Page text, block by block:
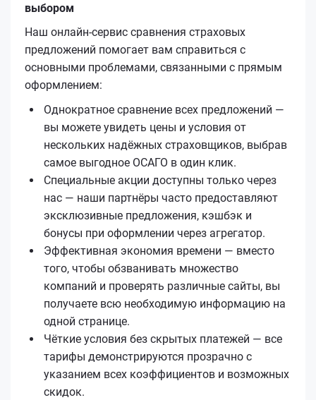
выбором
Наш онлайн-сервис сравнения страховых
предложений помогает вам справиться с
основными проблемами, связанными с прямым
оформлением:
Однократное сравнение всех предложений —
вы можете увидеть цены и условия от
нескольких надёжных страховщиков, выбрав
самое выгодное ОСАГО в один клик.
Специальные акции доступны только через
нас — наши партнёры часто предоставляют
эксклюзивные предложения, кэшбэк и
бонусы при оформлении через агрегатор.
Эффективная экономия времени — вместо
того, чтобы обзванивать множество
компаний и проверять различные сайты, вы
получаете всю необходимую информацию на
одной странице.
Чёткие условия без скрытых платежей — все
тарифы демонстрируются прозрачно с
указанием всех коэффициентов и возможных
скидок.